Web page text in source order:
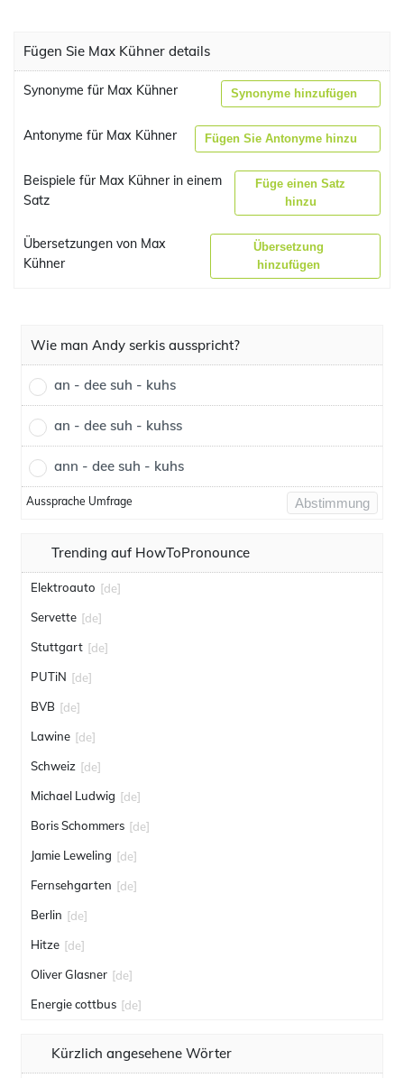
Fügen Sie Max Kühner details
Synonyme für Max Kühner Synonyme hinzufügen
Antonyme für Max Kühner Fügen Sie Antonyme hinzu
Beispiele für Max Kühner in einem
Satz
Füge einen Satz
hinzu
Übersetzungen von Max
Kühner
Übersetzung
hinzufügen
Wie man Andy serkis ausspricht?
an - dee suh - kuhs
an - dee suh - kuhss
ann - dee suh - kuhs
Aussprache Umfrage Abstimmung
Trending auf HowToPronounce
Elektroauto [de]
Servette [de]
Stuttgart [de]
PUTiN [de]
BVB [de]
Lawine [de]
Schweiz [de]
Michael Ludwig [de]
Boris Schommers [de]
Jamie Leweling [de]
Fernsehgarten [de]
Berlin [de]
Hitze [de]
Oliver Glasner [de]
Energie cottbus [de]
Kürzlich angesehene Wörter